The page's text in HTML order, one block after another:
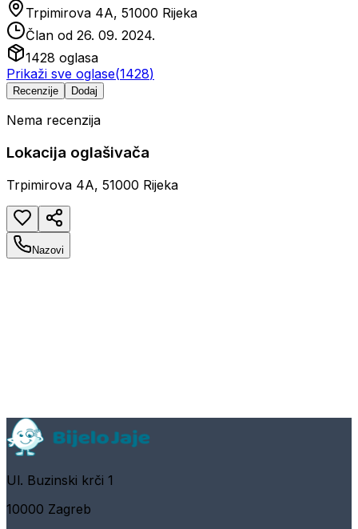
Trpimirova 4A, 51000 Rijeka
Član od 26. 09. 2024.
1428 oglasa
Prikaži sve oglase(1428)
Recenzije Dodaj
Nema recenzija
Lokacija oglašivača
Trpimirova 4A, 51000 Rijeka
Nazovi
Ul. Buzinski krči 1
10000 Zagreb